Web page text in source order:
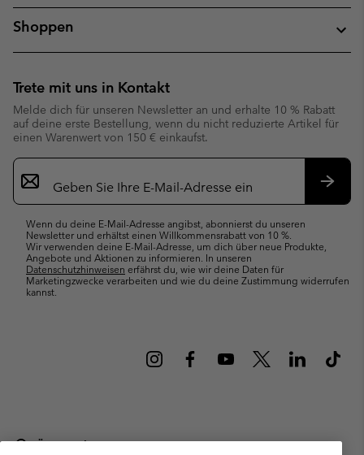
Shoppen
Trete mit uns in Kontakt
Melde dich für unseren Newsletter an und erhalte 10 % Rabatt
auf deine erste Bestellung, wenn du nicht reduzierte Artikel für
einen Warenwert von 150 € einkaufst.
Newsletter-
Anmeldung
Wenn du deine E-Mail-Adresse angibst, abonnierst du unseren
Newsletter und erhältst einen Willkommensrabatt von 10 %.
Wir verwenden deine E-Mail-Adresse, um dich über neue Produkte,
Angebote und Aktionen zu informieren. In unseren
Datenschutzhinweisen erfährst du, wie wir deine Daten für
Marketingzwecke verarbeiten und wie du deine Zustimmung widerrufen
kannst.
Österreich